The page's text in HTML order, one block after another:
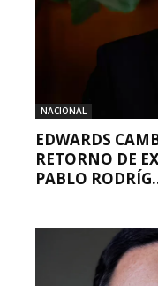
NACIONAL
EDWARDS
RETORNO DE
PABLO